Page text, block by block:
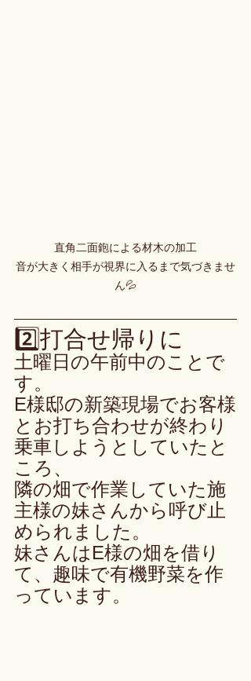
直角二面鉋による材木の加工
音が大きく相手が視界に入るまで気づきませ
ん💦
2️⃣打合せ帰りに
土曜日の午前中のことで
す。
E様邸の新築現場でお客様
とお打ち合わせが終わり
乗車しようとしていたと
ころ、
隣の畑で作業していた施
主様の妹さんから呼び止
められました。
妹さんはE様の畑を借り
て、趣味で有機野菜を作
っています。